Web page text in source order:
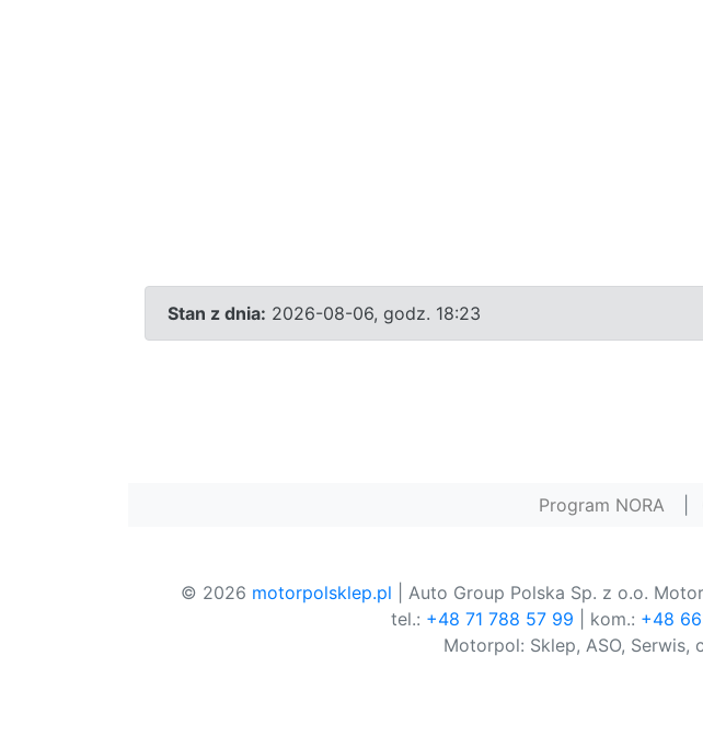
Stan z dnia: 2026-08-06, godz. 18:23
Program NORA
© 2026 motorpolsklep.pl | Auto Group Polska Sp. z o.o.
tel.: +48 71 788 57 99 | kom.: +48
Motorpol: Sklep, ASO, Serwis,